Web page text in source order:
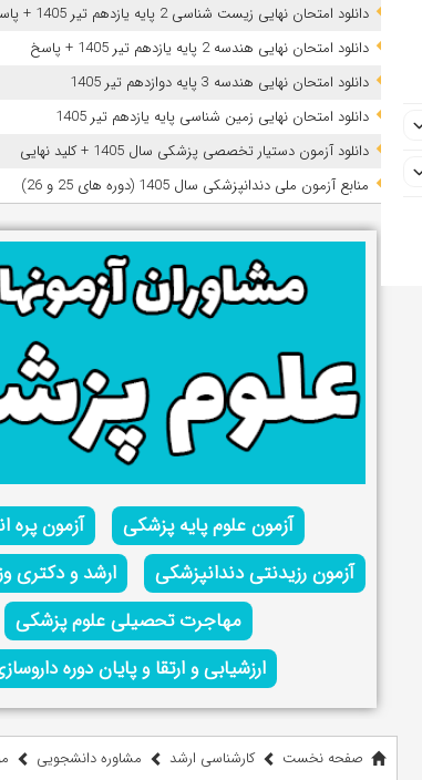
دانلود امتحان نهایی زیست شناسی 2 پایه یازدهم تیر 1405 + پاسخ
دانلود امتحان نهایی هندسه 2 پایه یازدهم تیر 1405 + پاسخ
دانلود امتحان نهایی هندسه 3 پایه دوازدهم تیر 1405
دانلود امتحان نهایی زمین شناسی پایه یازدهم تیر 1405
دانلود آزمون دستیار تخصصی پزشکی سال 1405 + کلید نهایی
ﻣﻨﺎﺑﻊ آزﻣﻮن ﻣﻠﯽ دندانپزشکی سال 1405 (دوره های 25 و 26)
آزمون علوم پایه پزشکی
آزمون پره
آزمون رزیدنتی دندانپزشکی
ارشد و دکتری
مهاجرت تحصیلی علوم پزشکی
ارزشیابی و ارتقا و پایان دوره
صفحه نخست کارشناسی ارشد مشاوره دانشجویی